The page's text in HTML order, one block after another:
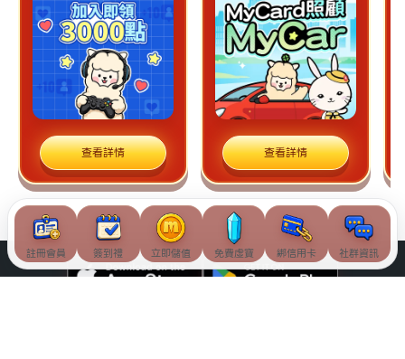
查看詳情 查看詳情
註冊會員 簽到禮 立即儲值 免費虛寶 綁信用卡 社群資訊